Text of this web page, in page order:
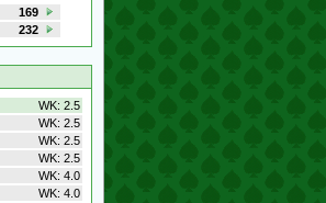
169
232
WK: 2.5
WK: 2.5
WK: 2.5
WK: 2.5
WK: 4.0
WK: 4.0